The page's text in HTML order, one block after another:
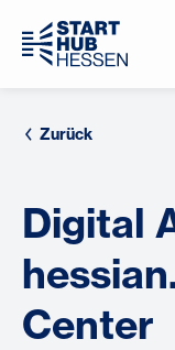
Zurück
Digital
Center